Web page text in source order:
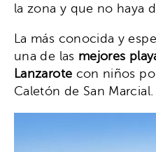
la zona y que no haya
La más conocida y
una de las mejores
Lanzarote con niños
Caletón de San